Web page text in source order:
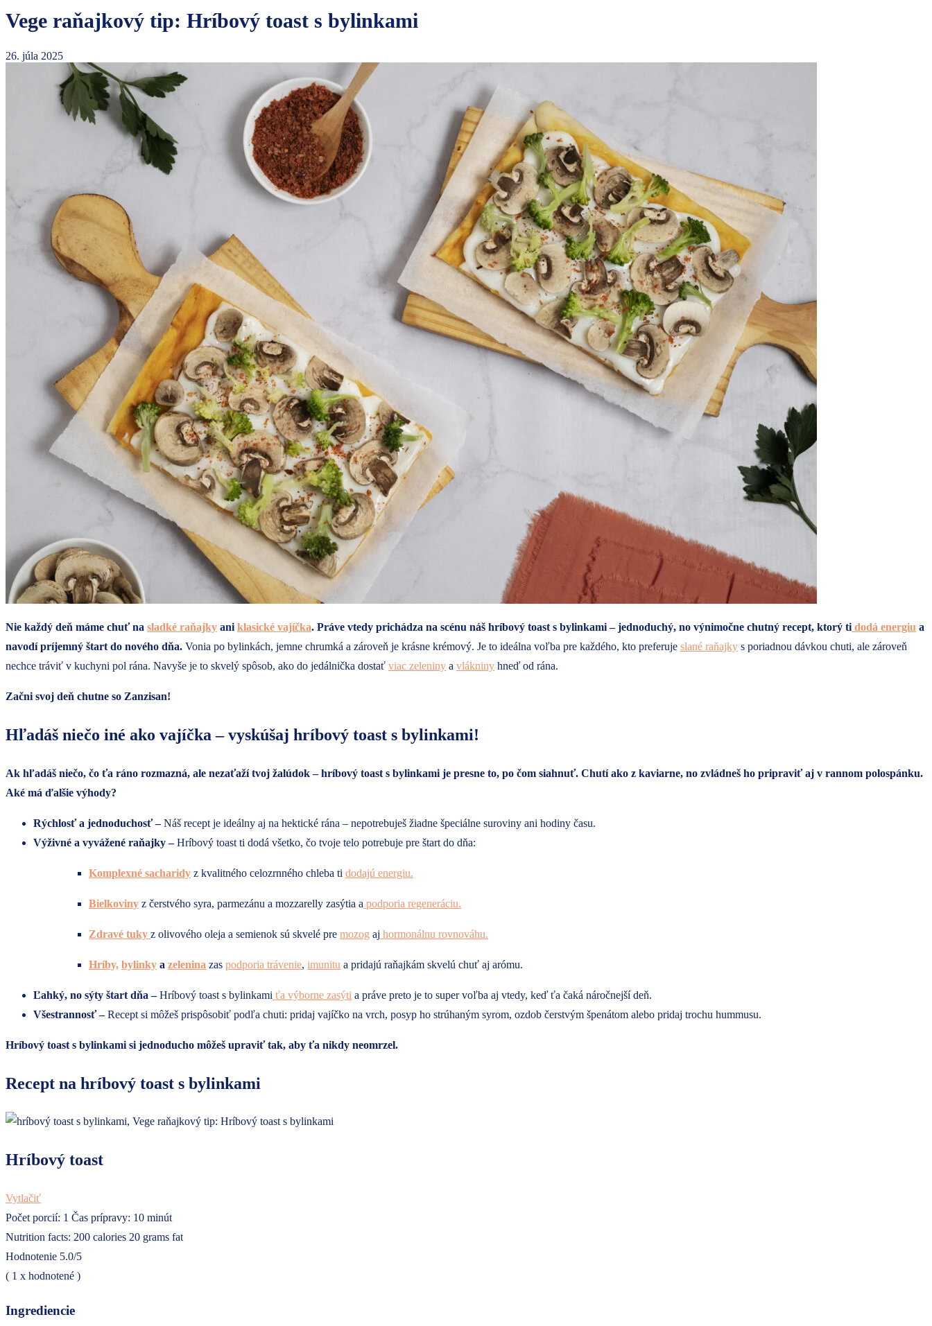
Vege raňajkový tip: Hríbový toast s bylinkami
26. júla 2025
Nie každý deň máme chuť na sladké raňajky ani klasické vajíčka. Práve vtedy prichádza na scénu náš hríbový toast s bylinkami – jednoduchý, no výnimočne chutný recept, ktorý ti dodá energiu a
navodí príjemný štart do nového dňa. Vonia po bylinkách, jemne chrumká a zároveň je krásne krémový. Je to ideálna voľba pre každého, kto preferuje slané raňajky s poriadnou dávkou chuti, ale zároveň
nechce tráviť v kuchyni pol rána. Navyše je to skvelý spôsob, ako do jedálnička dostať viac zeleniny a vlákniny hneď od rána.
Začni svoj deň chutne so Zanzisan!
Hľadáš niečo iné ako vajíčka – vyskúšaj hríbový toast s bylinkami!
Ak hľadáš niečo, čo ťa ráno rozmazná, ale nezaťaží tvoj žalúdok – hríbový toast s bylinkami je presne to, po čom siahnuť. Chutí ako z kaviarne, no zvládneš ho pripraviť aj v rannom polospánku.
Aké má ďalšie výhody?
Rýchlosť a jednoduchosť –Náš recept je ideálny aj na hektické rána – nepotrebuješ žiadne špeciálne suroviny ani hodiny času.
Výživné a vyvážené raňajky –Hríbový toast ti dodá všetko, čo tvoje telo potrebuje pre štart do dňa:
Komplexné sacharidy z kvalitného celozrnného chleba ti dodajú energiu.
Bielkoviny z čerstvého syra, parmezánu a mozzarelly zasýtia a podporia regeneráciu.
Zdravé tuky z olivového oleja a semienok sú skvelé pre mozog aj hormonálnu rovnováhu.
Hríby, bylinky a zelenina zas podporia trávenie, imunitu a pridajú raňajkám skvelú chuť aj arómu.
Ľahký, no sýty štart dňa –Hríbový toast s bylinkami ťa výborne zasýti a práve preto je to super voľba aj vtedy, keď ťa čaká náročnejší deň.
Všestrannosť –Recept si môžeš prispôsobiť podľa chuti: pridaj vajíčko na vrch, posyp ho strúhaným syrom, ozdob čerstvým špenátom alebo pridaj trochu hummusu.
Hríbový toast s bylinkami si jednoducho môžeš upraviť tak, aby ťa nikdy neomrzel.
Recept na hríbový toast s bylinkami
Hríbový toast
Vytlačiť
Počet porcií: 1 Čas prípravy: 10 minút
Nutrition facts: 200 calories 20 grams fat
Hodnotenie 5.0/5
( 1 x hodnotené )
Ingrediencie